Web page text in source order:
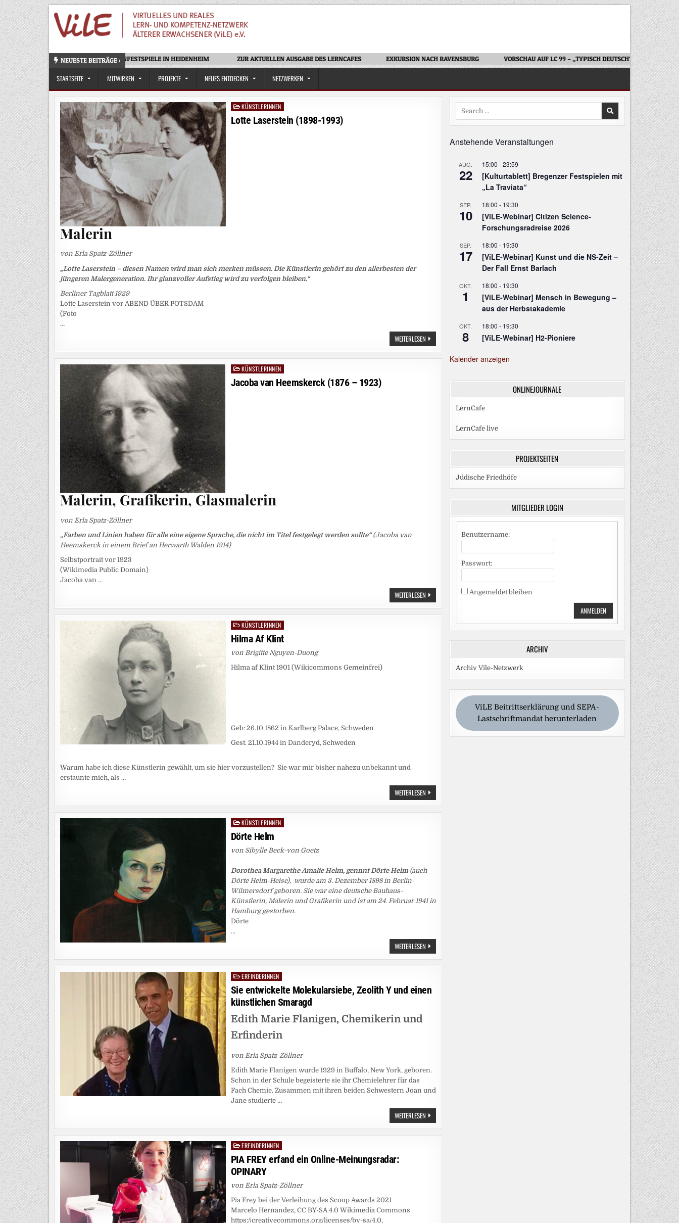
Skip
to
content
NEUESTE BEITRÄGE :
OTELLO – OPERNFESTSPIELE IN HEIDENHEIM ZUR AKTUELLEN AUSGABE DES LERNCAFES EXKURSION NACH RAVENSBURG VORSCHAU AUF LC 99 – „TYPISCH DEUTSCH?“ BESUCH
STARTSEITE MITWIRKEN PROJEKTE NEUES ENTDECKEN NETZWERKEN
Posted
in
KÜNSTLERINNEN
Lotte Laserstein (1898-1993)
Malerin
von Erla Spatz-Zöllner
„Lotte Laserstein – diesen Namen wird man sich merken müssen. Die Künstlerin gehört zu den allerbesten der
jüngeren Malergeneration. Ihr glanzvoller Aufstieg wird zu verfolgen bleiben.“
Berliner Tagblatt 1929
Lotte Laserstein vor ABEND ÜBER POTSDAM
(Foto
…
WEITERLESEN LOTTE
LASERSTEIN
(1898-
1993)
Posted
in
KÜNSTLERINNEN
Jacoba van Heemskerck (1876 – 1923)
Malerin, Grafikerin, Glasmalerin
von Erla Spatz-Zöllner
„Farben und Linien haben für alle eine eigene Sprache, die nicht im Titel festgelegt werden sollte“(Jacoba van
Heemskerck in einem Brief an Herwarth Walden 1914)
Selbstportrait vor 1923
(Wikimedia Public Domain)
Jacoba van …
WEITERLESEN JACOBA
VAN
HEEMSKERCK
(1876
Posted
in
KÜNSTLERINNEN
Hilma Af Klint
von Brigitte Nguyen-Duong
Hilma af Klint 1901 (Wikicommons Gemeinfrei)
Geb: 26.10.1862 in Karlberg Palace, Schweden
Gest. 21.10.1944 in Danderyd, Schweden
Warum habe ich diese Künstlerin gewählt, um sie hier vorzustellen? Sie war mir bisher nahezu unbekannt und
erstaunte mich, als …
WEITERLESEN HILMA
AF
KLINT
Posted
in
KÜNSTLERINNEN
Dörte Helm
von Sibylle Beck-von Goetz
Dorothea Margarethe Amalie Helm, gennnt Dörte Helm(auch
Dörte Helm-Heise), wurde am 3. Dezember 1898 in Berlin-
Wilmersdorf geboren. Sie war eine deutsche Bauhaus-
Künstlerin, Malerin und Grafikerin und ist am 24. Februar 1941 in
Hamburg gestorben.
Dörte
…
WEITERLESEN DÖRTE
HELM
Posted
in
ERFINDERINNEN
Sie entwickelte Molekularsiebe, Zeolith Y und einen
künstlichen Smaragd
Edith Marie Flanigen, Chemikerin und
Erfinderin
von Erla Spatz-Zöllner
Edith Marie Flanigen wurde 1929 in Buffalo, New York, geboren.
Schon in der Schule begeisterte sie ihr Chemielehrer für das
Fach Chemie. Zusammen mit ihren beiden Schwestern Joan und
Jane studierte …
WEITERLESEN SIE
ENTWICKELTE
MOLEKULARSIEBE,
ZEOLITH
Posted
in
ERFINDERINNEN
PIA FREY erfand ein Online-Meinungsradar:
OPINARY
von Erla Spatz-Zöllner
Pia Frey bei der Verleihung des Scoop Awards 2021
Marcelo Hernandez, CC BY-SA 4.0 Wikimedia Commons
https://creativecommons.org/licenses/by-sa/4.0,
Anstehende Veranstaltungen
AUG.
22
15:00 -23:59
[Kulturtablett] Bregenzer Festspielen mit
„La Traviata“
SEP.
10
18:00 - 19:30
[ViLE-Webinar] Citizen Science-
Forschungsradreise 2026
SEP.
17
18:00 - 19:30
[ViLE-Webinar] Kunst und die NS-Zeit –
Der Fall Ernst Barlach
OKT.
1
18:00 - 19:30
[ViLE-Webinar] Mensch in Bewegung –
aus der Herbstakademie
OKT.
8
18:00 - 19:30
[ViLE-Webinar] H2-Pioniere
Kalender anzeigen
ONLINEJOURNALE
LernCafe
LernCafe live
PROJEKTSEITEN
Jüdische Friedhöfe
MITGLIEDER LOGIN
Benutzername:
Passwort:
Angemeldet bleiben
ANMELDEN
ARCHIV
Archiv Vile-Netzwerk
ViLE Beitrittserklärung und SEPA-
Lastschriftmandat herunterladen